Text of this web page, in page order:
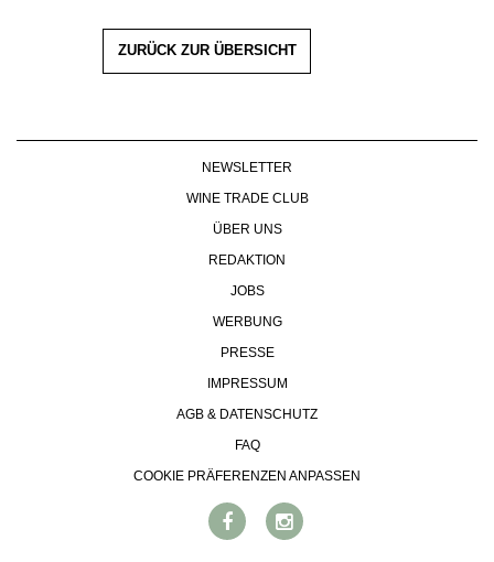
ZURÜCK ZUR ÜBERSICHT
NEWSLETTER
WINE TRADE CLUB
ÜBER UNS
REDAKTION
JOBS
WERBUNG
PRESSE
IMPRESSUM
AGB & DATENSCHUTZ
FAQ
COOKIE PRÄFERENZEN ANPASSEN